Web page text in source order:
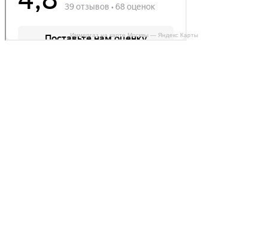
Иммергаз на карте Москвы — Яндекс Карты